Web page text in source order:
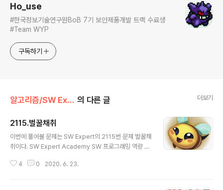
Ho_use
#한국정보기술연구원BoB 7기 보안제품개발 트랙 수료생
#Team WYP
구독하기
알고리즘/SW Expert Academy 의 다른 글 더보기
2115.벌꿀채취
이번에 풀어볼 문제는 SW Expert의 2115번 문제 벌꿀채
취이다. SW Expert Academy SW 프로그래밍 역량 강
xpertacademy.com 난이도는 쉬운 편인거 같은데 오
4 0 2020. 6. 23.